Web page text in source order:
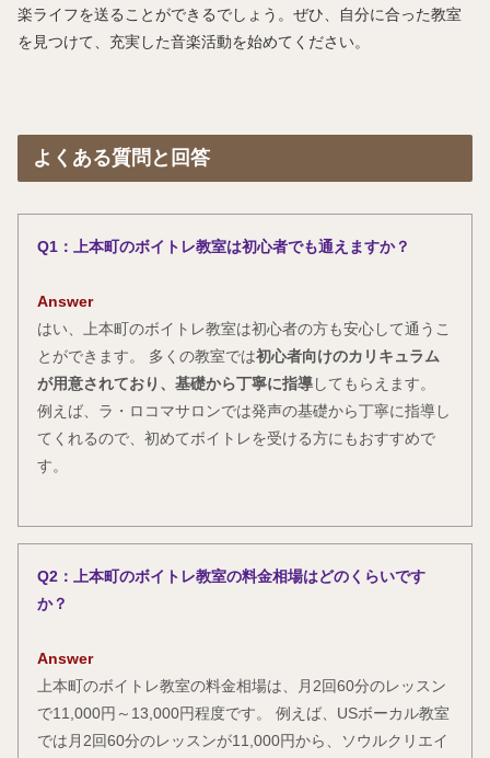
楽ライフを送ることができるでしょう。ぜひ、自分に合った教室
を見つけて、充実した音楽活動を始めてください。
よくある質問と回答
Q1：上本町のボイトレ教室は初心者でも通えますか？
Answer
はい、上本町のボイトレ教室は初心者の方も安心して通うこ
とができます。 多くの教室では初心者向けのカリキュラム
が用意されており、基礎から丁寧に指導してもらえます。
例えば、ラ・ロコマサロンでは発声の基礎から丁寧に指導し
てくれるので、初めてボイトレを受ける方にもおすすめで
す。
Q2：上本町のボイトレ教室の料金相場はどのくらいです
か？
Answer
上本町のボイトレ教室の料金相場は、月2回60分のレッスン
で11,000円～13,000円程度です。 例えば、USボーカル教室
では月2回60分のレッスンが11,000円から、ソウルクリエイ